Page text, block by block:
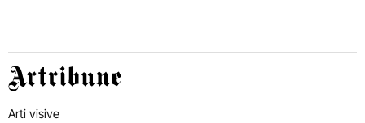
Artribune
Arti visive